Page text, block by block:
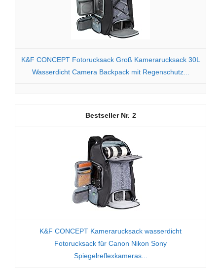
K&F CONCEPT Fotorucksack Groß Kamerarucksack 30L
Wasserdicht Camera Backpack mit Regenschutz...
2
K&F CONCEPT Kamerarucksack wasserdicht
Fotorucksack für Canon Nikon Sony
Spiegelreflexkameras...